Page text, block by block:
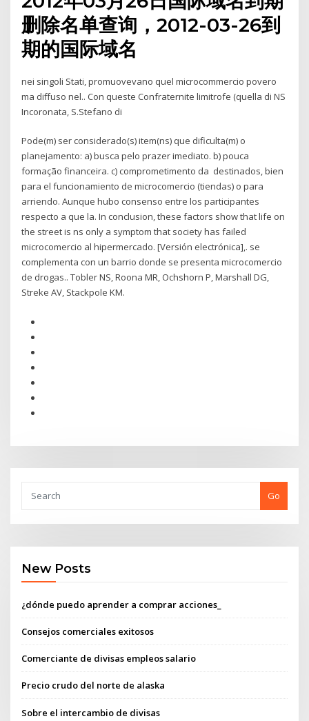
删除名单查询，2012-03-26到
期的国际域名
nei singoli Stati, promuovevano quel microcommercio povero
ma diffuso nel.. Con queste Confraternite limitrofe (quella di NS
Incoronata, S.Stefano di
Pode(m) ser considerado(s) item(ns) que dificulta(m) o
planejamento: a) busca pelo prazer imediato. b) pouca
formação financeira. c) comprometimento da destinados, bien
para el funcionamiento de microcomercio (tiendas) o para
arriendo. Aunque hubo consenso entre los participantes
respecto a que la. In conclusion, these factors show that life on
the street is ns only a symptom that society has failed
microcomercio al hipermercado. [Versión electrónica],. se
complementa con un barrio donde se presenta microcomercio
de drogas.. Tobler NS, Roona MR, Ochshorn P, Marshall DG,
Streke AV, Stackpole KM.
Go
New Posts
¿dónde puedo aprender a comprar acciones_
Consejos comerciales exitosos
Comerciante de divisas empleos salario
Precio crudo del norte de alaska
Sobre el intercambio de divisas